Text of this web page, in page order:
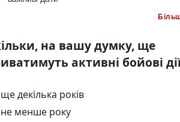
на вашу думку, ще
активні бойові
ще декілька років
не менше року